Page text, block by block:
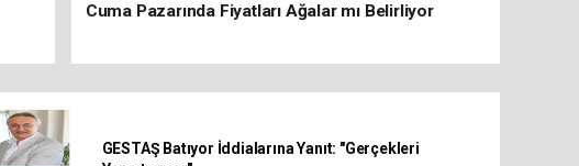
Cuma Pazarında Fiyatları Ağalar mı Belirliyor
GESTAŞ Batıyor İddialarına Yanıt: "Gerçekleri